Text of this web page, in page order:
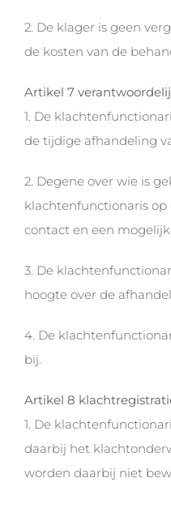
2. De klager is geen
de kosten van de
Artikel 7
1. De
de tijdige afhandeling
2. Degene over wie is
klachtenfunctionaris op
contact en een
3. De
hoogte over de
4. De
bij.
Artikel 8
1. De
daarbij het
worden daarbij niet